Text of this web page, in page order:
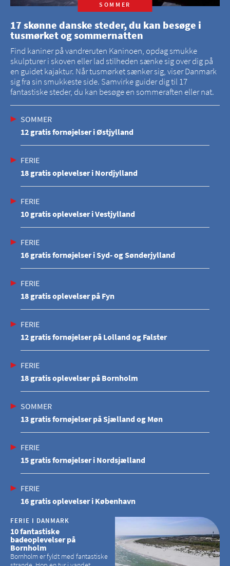
SOMMER
17 skønne danske steder, du kan besøge i
tusmørket og sommernatten
Find kaniner på vandreruten Kaninoen, opdag smukke
skulpturer i skoven eller lad stilheden sænke sig over dig på
en guidet kajaktur. Når tusmørket sænker sig, viser Danmark
sig fra sin smukkeste side. Samvirke guider dig til 17
fantastiske steder, du kan besøge en sommeraften eller nat.
SOMMER
12 gratis fornøjelser i Østjylland
FERIE
18 gratis oplevelser i Nordjylland
FERIE
10 gratis oplevelser i Vestjylland
FERIE
16 gratis fornøjelser i Syd- og Sønderjylland
FERIE
18 gratis oplevelser på Fyn
FERIE
12 gratis fornøjelser på Lolland og Falster
FERIE
18 gratis oplevelser på Bornholm
SOMMER
13 gratis fornøjelser på Sjælland og Møn
FERIE
15 gratis fornøjelser i Nordsjælland
FERIE
16 gratis oplevelser i København
FERIE I DANMARK
10 fantastiske
badeoplevelser på
Bornholm
Bornholm er fyldt med fantastiske